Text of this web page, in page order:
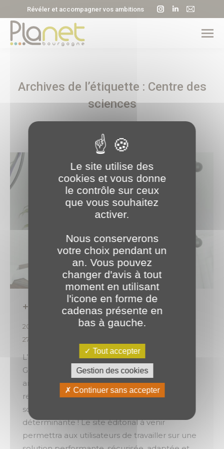
Révéler et accompagner vos ambitions
La
page
Instagram
nouvelle
La
page
LinkedIn
nouvelle
La
page
E-
une
Archives de l’étiquette : Centre des
sciences
+1 appel d’offre remporté ✔
2024 Évènements,Expertises Paro.brotel
27 février 2024
L’année dernière, le Centre des Sciences du
Goût et de l’Alimentation – Center for Taste
and Feeding Behaviour de l’INRAE était à la
recherche d’un prestataire pour la refonte de
son site éditorial. Et, notre expertise a été
déterminante ! Le site éditorial à venir
permettra aux utilisateurs de travailler sur une
Le site utilise des
cookies et vous donne
le contrôle sur ceux
que vous souhaitez
activer.
Nous conserverons
votre choix pendant un
an. Vous pouvez
changer d'avis à tout
moment en utilisant
l'icone en forme de
cadenas présente en
bas à gauche.
Tout accepter
Gestion des cookies
Continuer sans accepter